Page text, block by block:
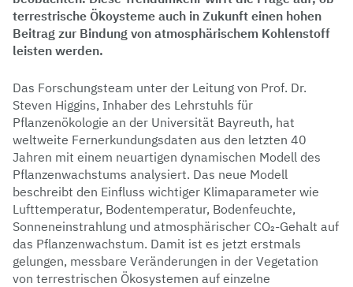
terrestrische Ökoysteme auch in Zukunft einen hohen
Beitrag zur Bindung von atmosphärischem Kohlenstoff
leisten werden.
Das Forschungsteam unter der Leitung von Prof. Dr.
Steven Higgins, Inhaber des Lehrstuhls für
Pflanzenökologie an der Universität Bayreuth, hat
weltweite Fernerkundungsdaten aus den letzten 40
Jahren mit einem neuartigen dynamischen Modell des
Pflanzenwachstums analysiert. Das neue Modell
beschreibt den Einfluss wichtiger Klimaparameter wie
Lufttemperatur, Bodentemperatur, Bodenfeuchte,
Sonneneinstrahlung und atmosphärischer CO₂-Gehalt auf
das Pflanzenwachstum. Damit ist es jetzt erstmals
gelungen, messbare Veränderungen in der Vegetation
von terrestrischen Ökosystemen auf einzelne